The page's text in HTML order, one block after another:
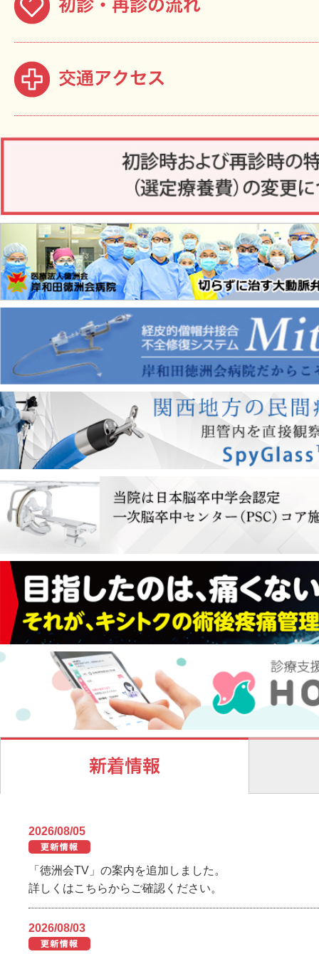
2026/08/05
「徳洲会TV」の案内を追加しました。
詳しくはこちらからご確認ください。
2026/08/03